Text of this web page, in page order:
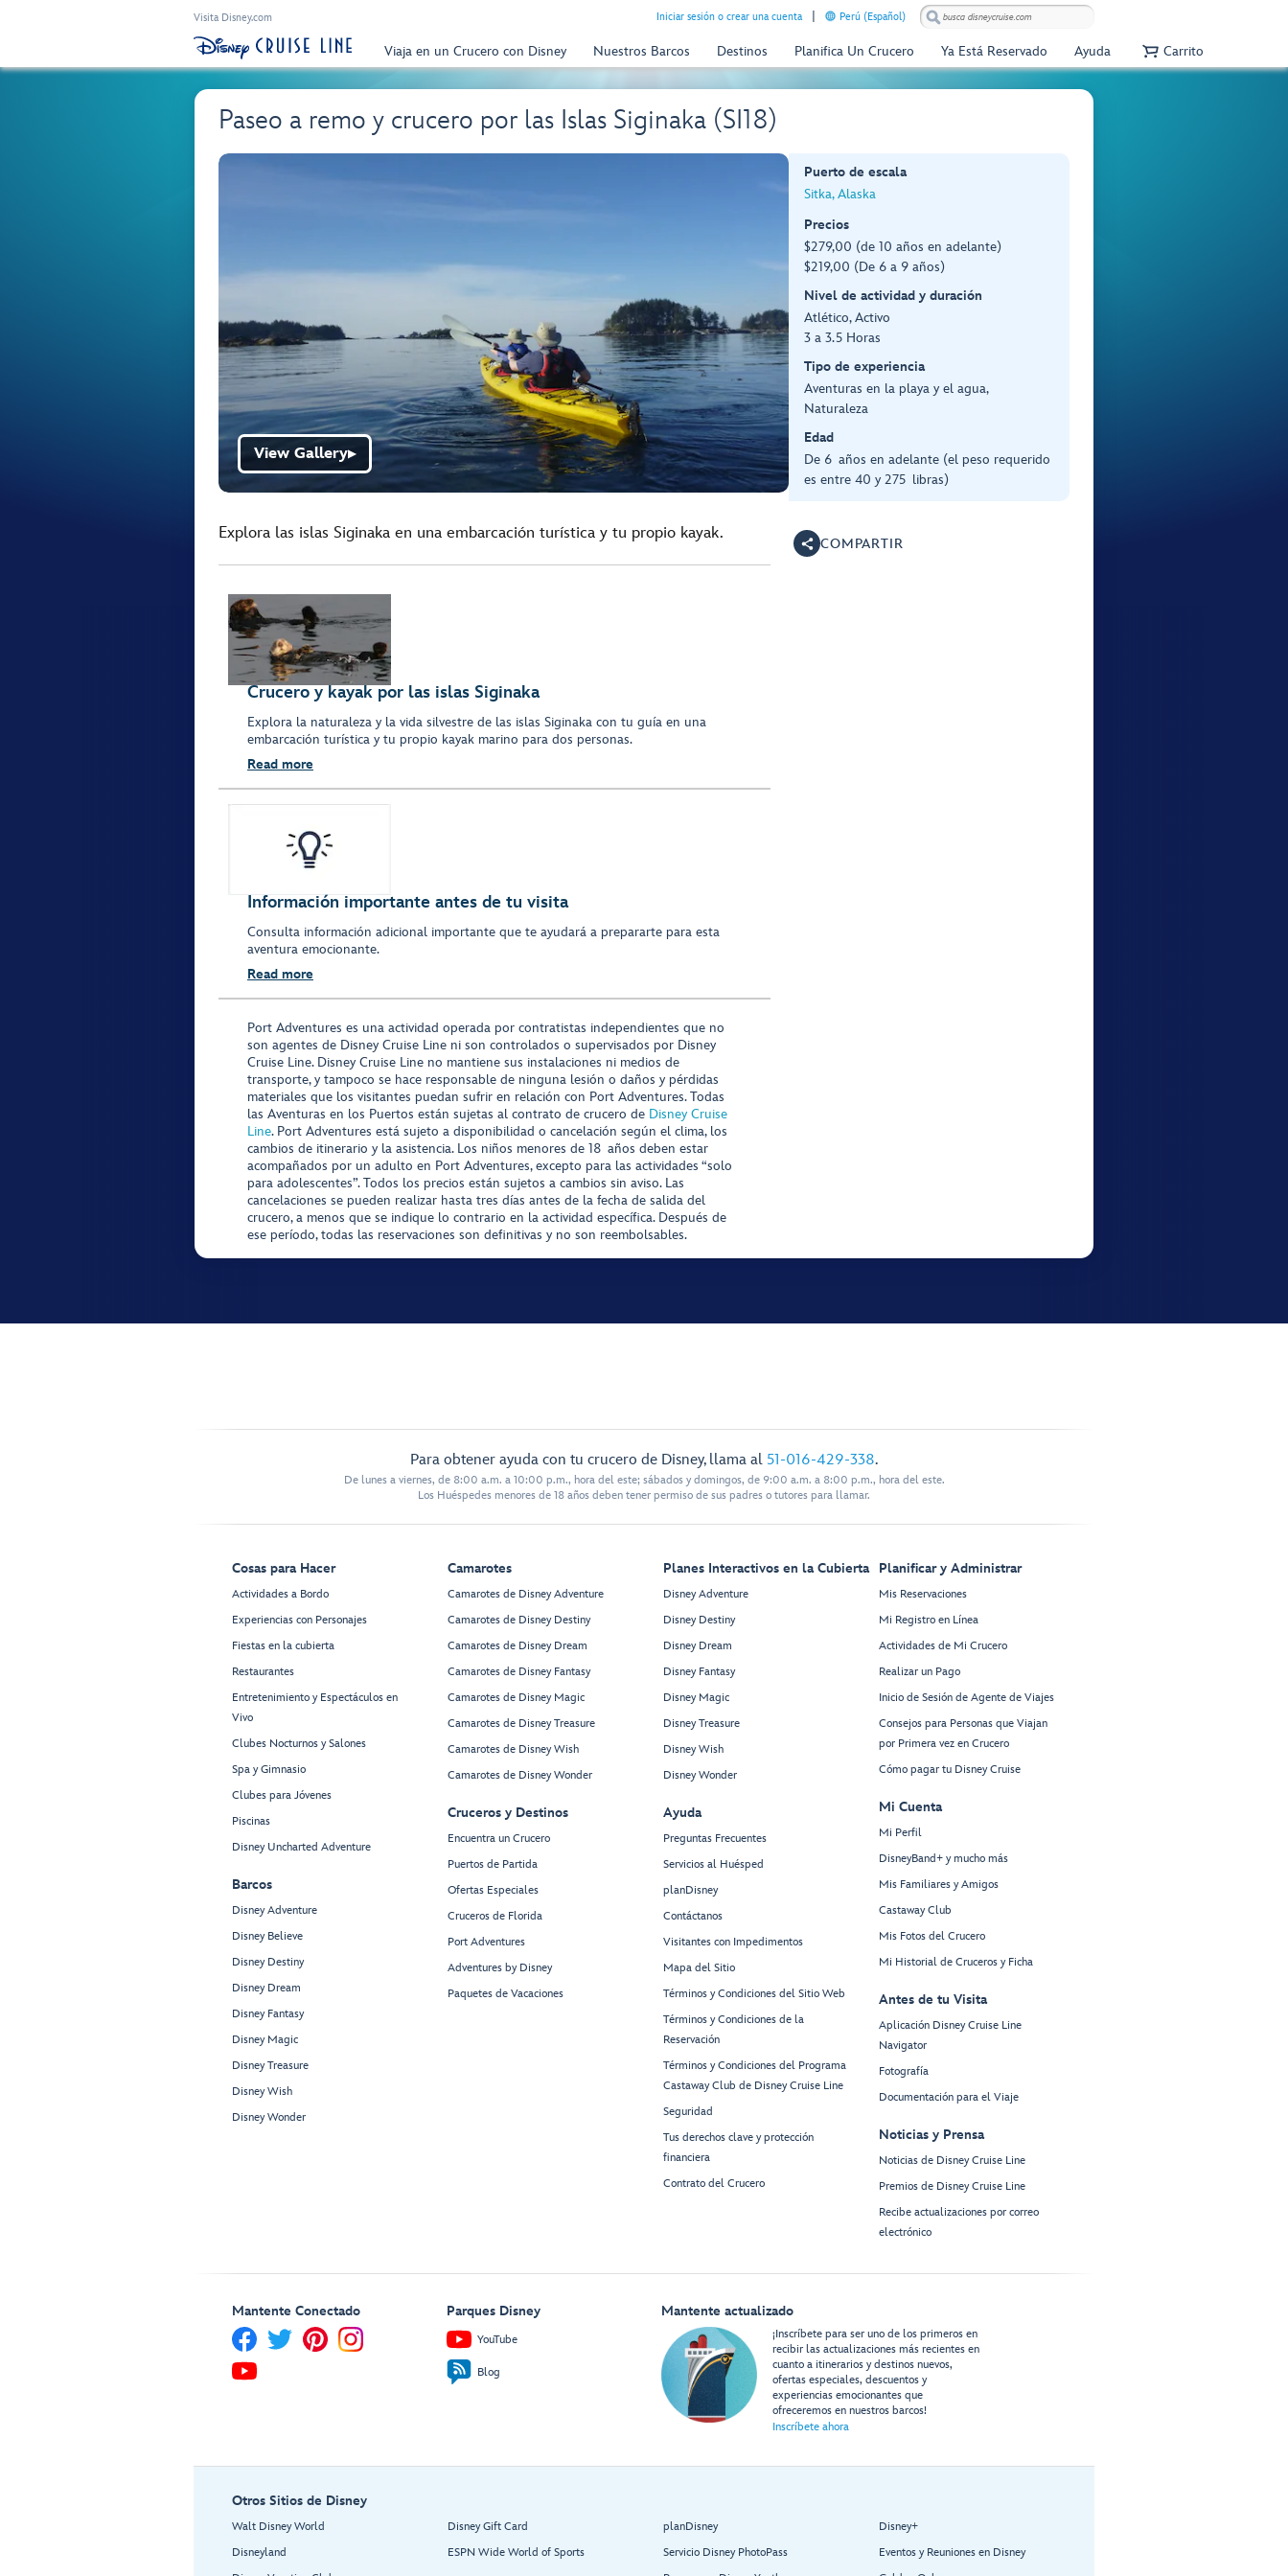
Visita Disney.com Iniciar sesión o crear una cuenta Perú (Español)
Viaja en un Crucero con Disney Nuestros Barcos Destinos Planifica Un Crucero Ya Está Reservado Ayuda Carrito
Paseo a remo y crucero por las Islas Siginaka (SI18)
View Gallery▶
Puerto de escala
Sitka, Alaska
Precios
$279,00 (de 10 años en adelante)
$219,00 (De 6 a 9 años)
Nivel de actividad y duración
Atlético, Activo
3 a 3.5 Horas
Tipo de experiencia
Aventuras en la playa y el agua,
Naturaleza
Edad
De 6 años en adelante (el peso requerido
es entre 40 y 275 libras)
Explora las islas Siginaka en una embarcación turística y tu propio kayak.
Crucero y kayak por las islas Siginaka
Explora la naturaleza y la vida silvestre de las islas Siginaka con tu guía en una
embarcación turística y tu propio kayak marino para dos personas.
Read more
Información importante antes de tu visita
Consulta información adicional importante que te ayudará a prepararte para esta
aventura emocionante.
Read more
Port Adventures es una actividad operada por contratistas independientes que no
son agentes de Disney Cruise Line ni son controlados o supervisados por Disney
Cruise Line. Disney Cruise Line no mantiene sus instalaciones ni medios de
transporte, y tampoco se hace responsable de ninguna lesión o daños y pérdidas
materiales que los visitantes puedan sufrir en relación con Port Adventures. Todas
las Aventuras en los Puertos están sujetas al contrato de crucero de Disney Cruise
Line. Port Adventures está sujeto a disponibilidad o cancelación según el clima, los
cambios de itinerario y la asistencia. Los niños menores de 18 años deben estar
acompañados por un adulto en Port Adventures, excepto para las actividades “solo
para adolescentes”. Todos los precios están sujetos a cambios sin aviso. Las
cancelaciones se pueden realizar hasta tres días antes de la fecha de salida del
crucero, a menos que se indique lo contrario en la actividad específica. Después de
ese período, todas las reservaciones son definitivas y no son reembolsables.
COMPARTIR
Para obtener ayuda con tu crucero de Disney, llama al 51-016-429-338.
De lunes a viernes, de 8:00 a.m. a 10:00 p.m., hora del este; sábados y domingos, de 9:00 a.m. a 8:00 p.m., hora del este.
Los Huéspedes menores de 18 años deben tener permiso de sus padres o tutores para llamar.
Cosas para Hacer
Actividades a Bordo
Experiencias con Personajes
Fiestas en la cubierta
Restaurantes
Entretenimiento y Espectáculos en
Vivo
Clubes Nocturnos y Salones
Spa y Gimnasio
Clubes para Jóvenes
Piscinas
Disney Uncharted Adventure
Barcos
Disney Adventure
Disney Believe
Disney Destiny
Disney Dream
Disney Fantasy
Disney Magic
Disney Treasure
Disney Wish
Disney Wonder
Camarotes
Camarotes de Disney Adventure
Camarotes de Disney Destiny
Camarotes de Disney Dream
Camarotes de Disney Fantasy
Camarotes de Disney Magic
Camarotes de Disney Treasure
Camarotes de Disney Wish
Camarotes de Disney Wonder
Cruceros y Destinos
Encuentra un Crucero
Puertos de Partida
Ofertas Especiales
Cruceros de Florida
Port Adventures
Adventures by Disney
Paquetes de Vacaciones
Planes Interactivos en la Cubierta
Disney Adventure
Disney Destiny
Disney Dream
Disney Fantasy
Disney Magic
Disney Treasure
Disney Wish
Disney Wonder
Ayuda
Preguntas Frecuentes
Servicios al Huésped
planDisney
Contáctanos
Visitantes con Impedimentos
Mapa del Sitio
Términos y Condiciones del Sitio Web
Términos y Condiciones de la
Reservación
Términos y Condiciones del Programa
Castaway Club de Disney Cruise Line
Seguridad
Tus derechos clave y protección
financiera
Contrato del Crucero
Planificar y Administrar
Mis Reservaciones
Mi Registro en Línea
Actividades de Mi Crucero
Realizar un Pago
Inicio de Sesión de Agente de Viajes
Consejos para Personas que Viajan
por Primera vez en Crucero
Cómo pagar tu Disney Cruise
Mi Cuenta
Mi Perfil
DisneyBand+ y mucho más
Mis Familiares y Amigos
Castaway Club
Mis Fotos del Crucero
Mi Historial de Cruceros y Ficha
Antes de tu Visita
Aplicación Disney Cruise Line
Navigator
Fotografía
Documentación para el Viaje
Noticias y Prensa
Noticias de Disney Cruise Line
Premios de Disney Cruise Line
Recibe actualizaciones por correo
electrónico
Mantente Conectado Parques Disney
YouTube
Blog
Mantente actualizado
¡Inscríbete para ser uno de los primeros en
recibir las actualizaciones más recientes en
cuanto a itinerarios y destinos nuevos,
ofertas especiales, descuentos y
experiencias emocionantes que
ofreceremos en nuestros barcos!
Inscríbete ahora
Otros Sitios de Disney
Walt Disney World
Disneyland
Disney Gift Card
ESPN Wide World of Sports
planDisney
Servicio Disney PhotoPass
Disney+
Eventos y Reuniones en Disney